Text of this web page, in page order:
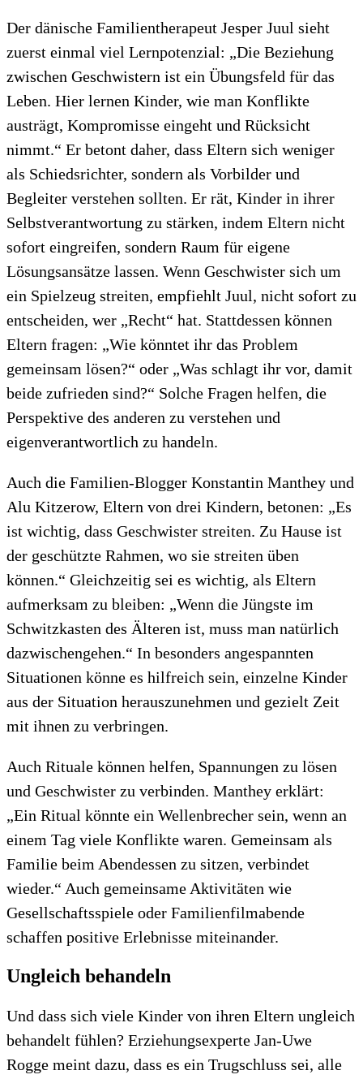
Der dänische Familientherapeut Jesper Juul sieht
zuerst einmal viel Lernpotenzial: „Die Beziehung
zwischen Geschwistern ist ein Übungsfeld für das
Leben. Hier lernen Kinder, wie man Konflikte
austrägt, Kompromisse eingeht und Rücksicht
nimmt.“ Er betont daher, dass Eltern sich weniger
als Schiedsrichter, sondern als Vorbilder und
Begleiter verstehen sollten. Er rät, Kinder in ihrer
Selbstverantwortung zu stärken, indem Eltern nicht
sofort eingreifen, sondern Raum für eigene
Lösungsansätze lassen. Wenn Geschwister sich um
ein Spielzeug streiten, empfiehlt Juul, nicht sofort zu
entscheiden, wer „Recht“ hat. Stattdessen können
Eltern fragen: „Wie könntet ihr das Problem
gemeinsam lösen?“ oder „Was schlagt ihr vor, damit
beide zufrieden sind?“ Solche Fragen helfen, die
Perspektive des anderen zu verstehen und
eigenverantwortlich zu handeln.
Auch die Familien-Blogger Konstantin Manthey und
Alu Kitzerow, Eltern von drei Kindern, betonen: „Es
ist wichtig, dass Geschwister streiten. Zu Hause ist
der geschützte Rahmen, wo sie streiten üben
können.“ Gleichzeitig sei es wichtig, als Eltern
aufmerksam zu bleiben: „Wenn die Jüngste im
Schwitzkasten des Älteren ist, muss man natürlich
dazwischengehen.“ In besonders angespannten
Situationen könne es hilfreich sein, einzelne Kinder
aus der Situation herauszunehmen und gezielt Zeit
mit ihnen zu verbringen.
Auch Rituale können helfen, Spannungen zu lösen
und Geschwister zu verbinden. Manthey erklärt:
„Ein Ritual könnte ein Wellenbrecher sein, wenn an
einem Tag viele Konflikte waren. Gemeinsam als
Familie beim Abendessen zu sitzen, verbindet
wieder.“ Auch gemeinsame Aktivitäten wie
Gesellschaftsspiele oder Familienfilmabende
schaffen positive Erlebnisse miteinander.
Ungleich behandeln
Und dass sich viele Kinder von ihren Eltern ungleich
behandelt fühlen? Erziehungsexperte Jan-Uwe
Rogge meint dazu, dass es ein Trugschluss sei, alle